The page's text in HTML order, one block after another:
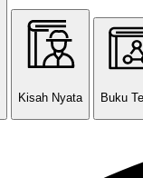
Kisah Nyata Buku